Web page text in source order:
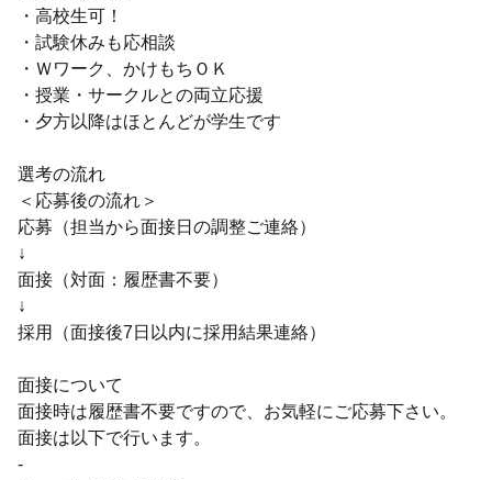
・高校生可！
・試験休みも応相談
・Ｗワーク、かけもちＯＫ
・授業・サークルとの両立応援
・夕方以降はほとんどが学生です
選考の流れ
＜応募後の流れ＞
応募（担当から面接日の調整ご連絡）
↓
面接（対面：履歴書不要）
↓
採用（面接後7日以内に採用結果連絡）
面接について
面接時は履歴書不要ですので、お気軽にご応募下さい。
面接は以下で行います。
-